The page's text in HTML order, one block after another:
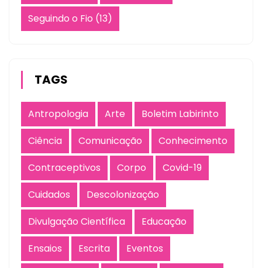
Seguindo o Fio (13)
TAGS
Antropologia Arte
Boletim Labirinto
Ciência
Comunicação
Conhecimento
Contraceptivos
Corpo
Covid-19
Cuidados
Descolonização
Divulgação Científica
Educação
Ensaios
Escrita
Eventos